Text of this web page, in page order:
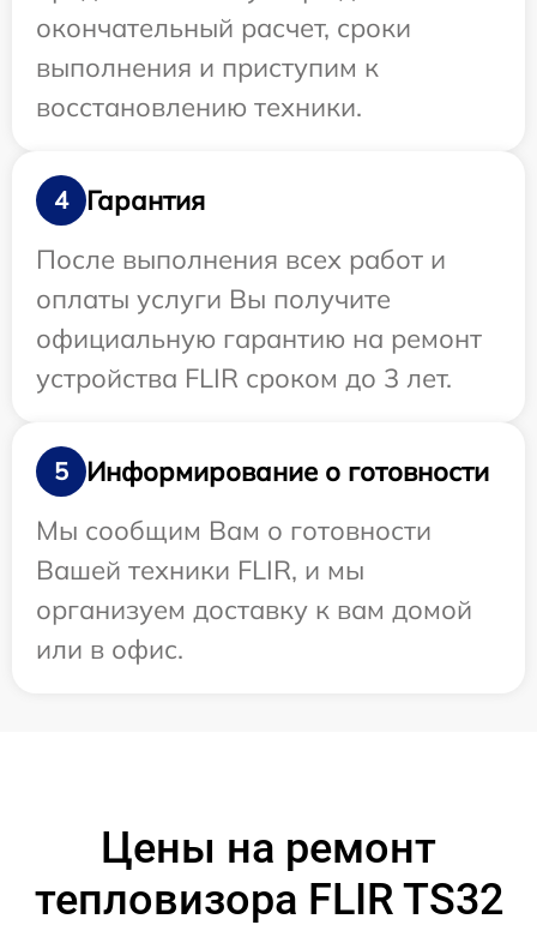
окончательный расчет, сроки
выполнения и приступим к
восстановлению техники.
4
Гарантия
После выполнения всех работ и
оплаты услуги Вы получите
официальную гарантию на ремонт
устройства FLIR сроком до 3 лет.
5
Информирование о готовности
Мы сообщим Вам о готовности
Вашей техники FLIR, и мы
организуем доставку к вам домой
или в офис.
Цены на ремонт
тепловизора FLIR TS32